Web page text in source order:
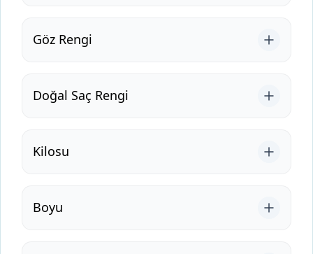
Göz Rengi
Doğal Saç Rengi
Kilosu
Boyu